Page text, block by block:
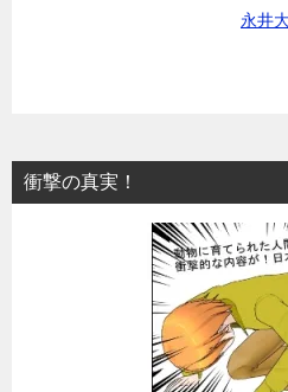
永井
衝撃の真実！